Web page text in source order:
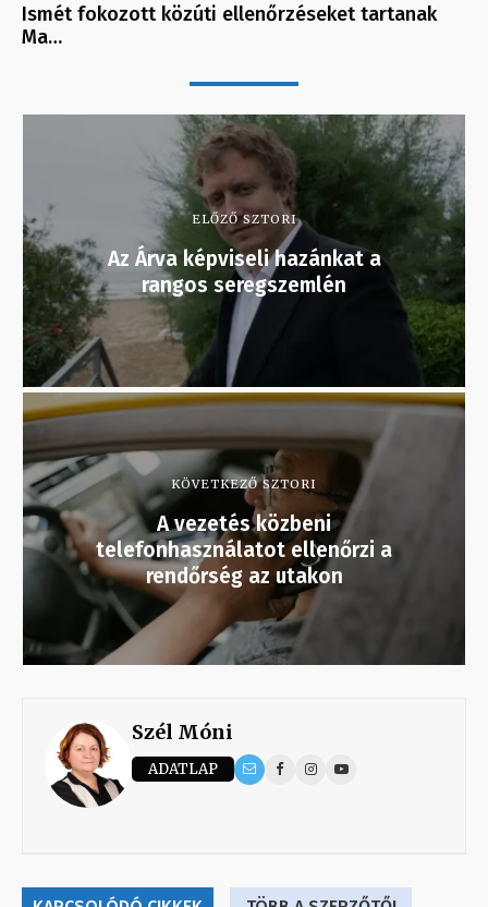
Ismét fokozott közúti ellenőrzéseket tartanak
Ma…
ELŐZŐ SZTORI
Az Árva képviseli hazánkat a
rangos seregszemlén
KÖVETKEZŐ SZTORI
A vezetés közbeni
telefonhasználatot ellenőrzi a
rendőrség az utakon
Szél Móni
ADATLAP